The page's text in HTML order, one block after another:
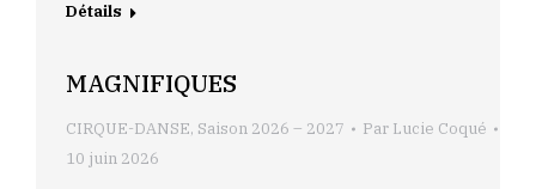
Détails
MAGNIFIQUES
CIRQUE-DANSE, Saison 2026 – 2027 Par Lucie Coqué
10 juin 2026